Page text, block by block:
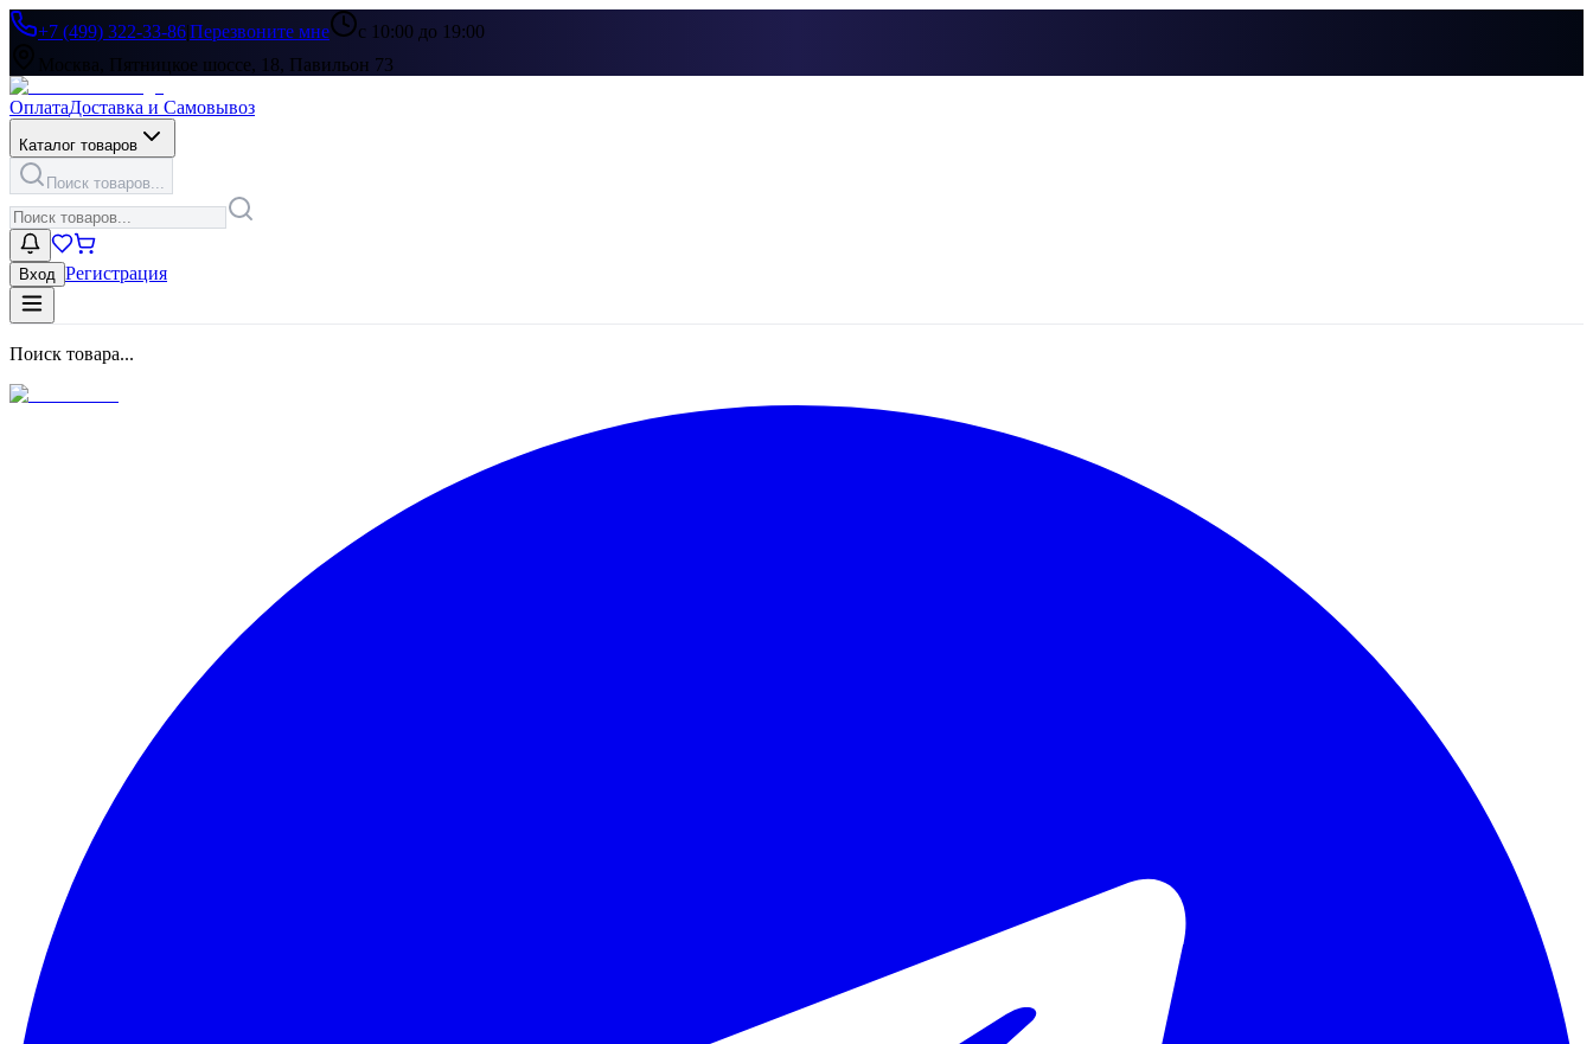
+7 (499) 322-33-86|Перезвоните мне
с 10:00 до 19:00
Москва, Пятницкое шоссе, 18, Павильон 73
ОплатаДоставка и Самовывоз
Каталог товаров
Поиск товаров...
Вход Регистрация
Поиск товара...